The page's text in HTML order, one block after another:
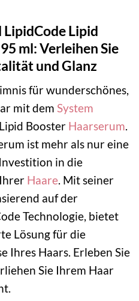
LipidCode Lipid
ml: Verleihen Sie
und Glanz
für wunderschönes,
mit dem System
Booster Haarserum.
ist mehr als nur eine
in die
Haare. Mit seiner
auf der
Technologie, bietet
Lösung für die
Ihres Haars. Erleben Sie
Sie Ihrem Haar